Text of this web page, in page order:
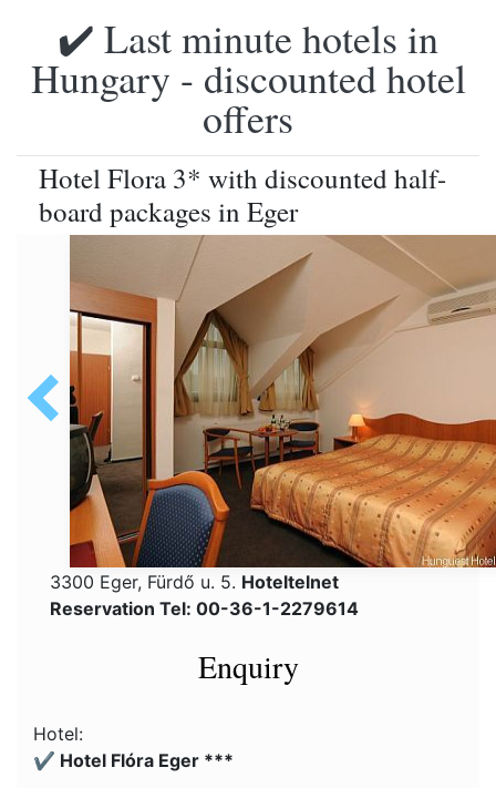
✔️ Last minute hotels in
Hungary - discounted hotel
offers
Hotel Flora 3* with discounted half-
board packages in Eger
3300 Eger, Fürdő u. 5. Hoteltelnet
Reservation Tel: 00-36-1-2279614
Enquiry
Hotel:
✔️ Hotel Flóra Eger ***